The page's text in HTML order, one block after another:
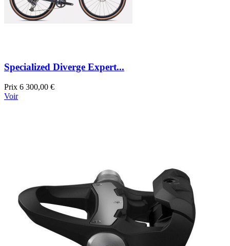
Specialized Diverge Expert...
Prix 6 300,00 €
Voir